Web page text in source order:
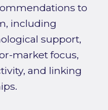
to
including
support,
market focus,
and linking